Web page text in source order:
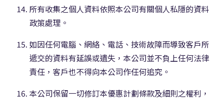
所有收集之個人資料依照本公司有關個人私隱的資料
政策處理。
如因任何電腦、網絡、電話、技術故障而導致客戶所
遞交的資料有延誤或遺失，本公司並不負上任何法律
責任，客戶也不得向本公司作任何追究。
本公司保留一切修訂本優惠計劃條款及細則之權利，